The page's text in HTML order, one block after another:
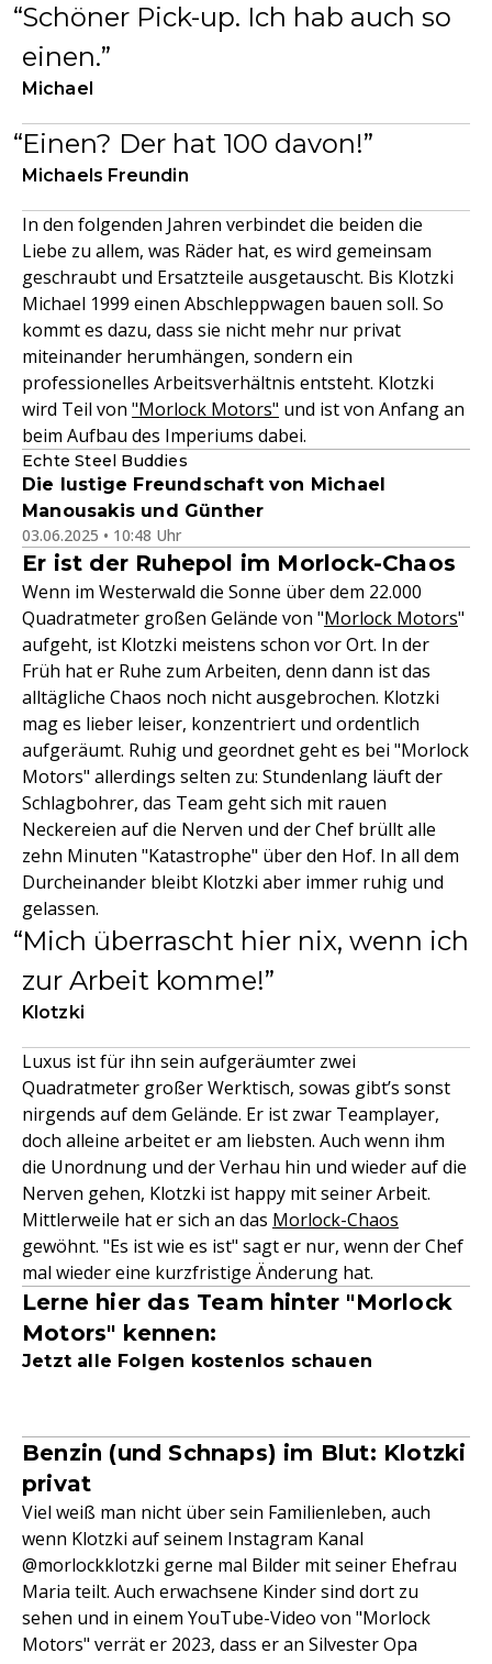
Schöner Pick-up. Ich hab auch so
einen.
Michael
Einen? Der hat 100 davon!
Michaels Freundin
In den folgenden Jahren verbindet die beiden die
Liebe zu allem, was Räder hat, es wird gemeinsam
geschraubt und Ersatzteile ausgetauscht. Bis Klotzki
Michael 1999 einen Abschleppwagen bauen soll. So
kommt es dazu, dass sie nicht mehr nur privat
miteinander herumhängen, sondern ein
professionelles Arbeitsverhältnis entsteht. Klotzki
wird Teil von "Morlock Motors" und ist von Anfang an
beim Aufbau des Imperiums dabei.
Echte Steel Buddies
Die lustige Freundschaft von Michael
Manousakis und Günther
03.06.2025 • 10:48 Uhr
Er ist der Ruhepol im Morlock-Chaos
Wenn im Westerwald die Sonne über dem 22.000
Quadratmeter großen Gelände von "Morlock Motors"
aufgeht, ist Klotzki meistens schon vor Ort. In der
Früh hat er Ruhe zum Arbeiten, denn dann ist das
alltägliche Chaos noch nicht ausgebrochen. Klotzki
mag es lieber leiser, konzentriert und ordentlich
aufgeräumt. Ruhig und geordnet geht es bei "Morlock
Motors" allerdings selten zu: Stundenlang läuft der
Schlagbohrer, das Team geht sich mit rauen
Neckereien auf die Nerven und der Chef brüllt alle
zehn Minuten "Katastrophe" über den Hof. In all dem
Durcheinander bleibt Klotzki aber immer ruhig und
gelassen.
Mich überrascht hier nix, wenn ich
zur Arbeit komme!
Klotzki
Luxus ist für ihn sein aufgeräumter zwei
Quadratmeter großer Werktisch, sowas gibt’s sonst
nirgends auf dem Gelände. Er ist zwar Teamplayer,
doch alleine arbeitet er am liebsten. Auch wenn ihm
die Unordnung und der Verhau hin und wieder auf die
Nerven gehen, Klotzki ist happy mit seiner Arbeit.
Mittlerweile hat er sich an das Morlock-Chaos
gewöhnt. "Es ist wie es ist" sagt er nur, wenn der Chef
mal wieder eine kurzfristige Änderung hat.
Lerne hier das Team hinter "Morlock
Motors" kennen:
Jetzt alle Folgen kostenlos schauen
Benzin (und Schnaps) im Blut: Klotzki
privat
Viel weiß man nicht über sein Familienleben, auch
wenn Klotzki auf seinem Instagram Kanal
@morlockklotzki gerne mal Bilder mit seiner Ehefrau
Maria teilt. Auch erwachsene Kinder sind dort zu
sehen und in einem YouTube-Video von "Morlock
Motors" verrät er 2023, dass er an Silvester Opa